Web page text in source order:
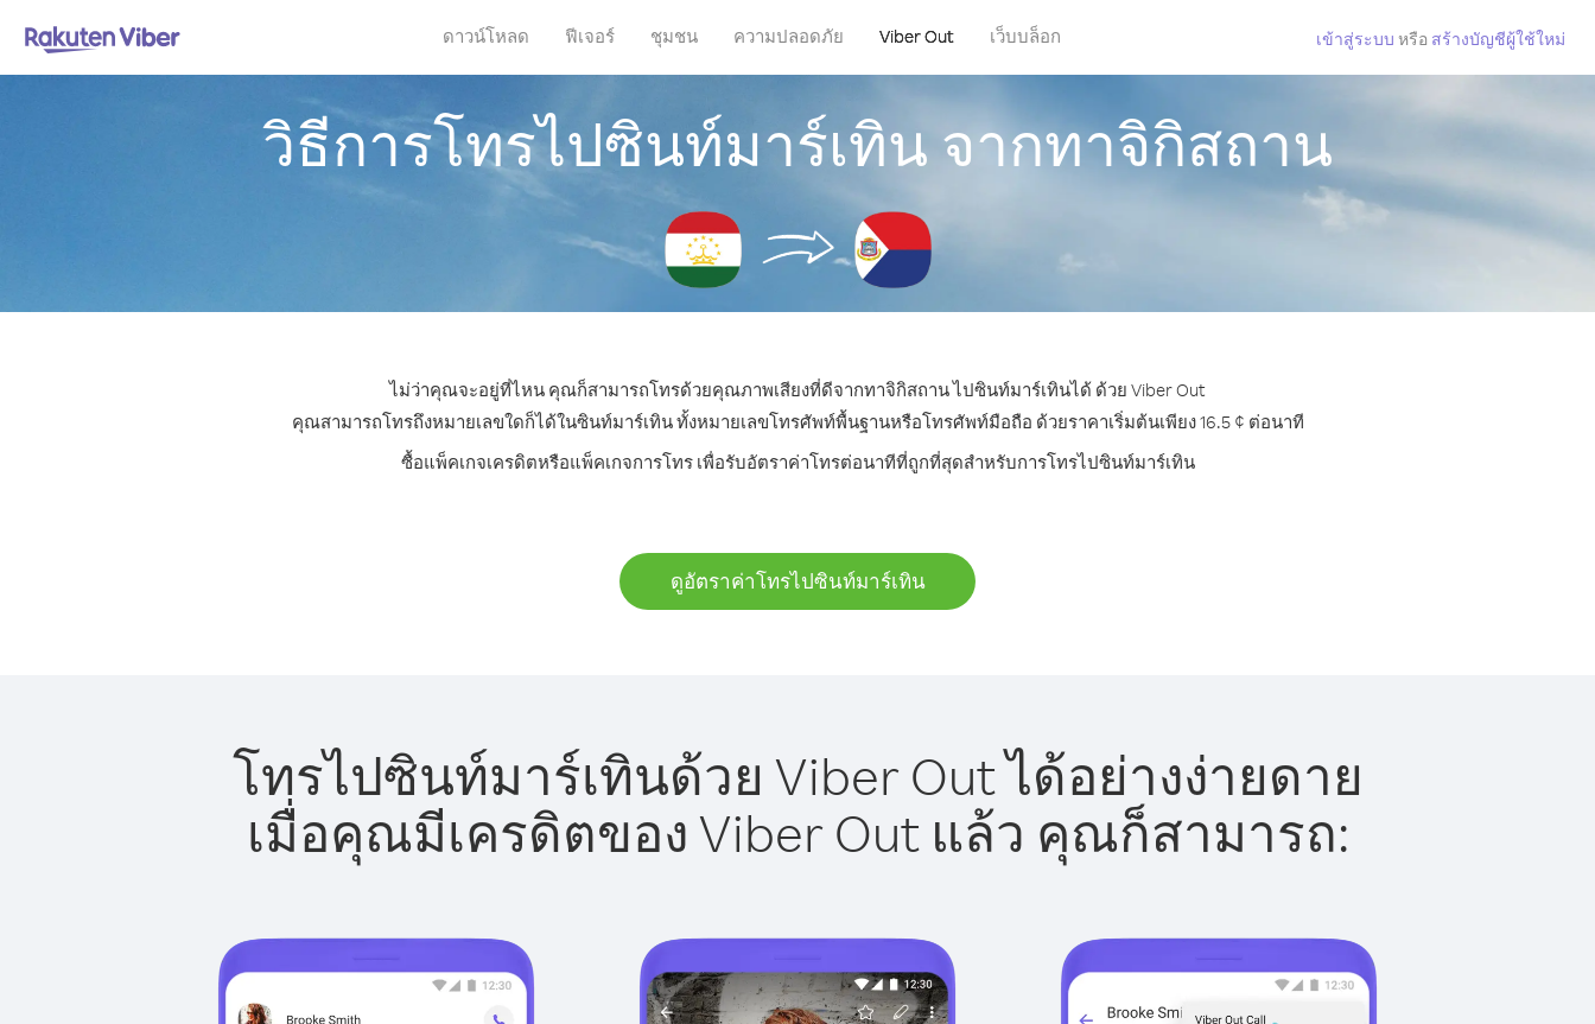
ดาวน์โหลด ฟีเจอร์ ชุมชน ความปลอดภัย Viber Out เว็บบล็อก เข้าสู่ระบบ หรือ สร้างบัญชีผู้ใช้ใหม่
วิธีการโทรไปซินท์มาร์เทิน จากทาจิกิสถาน
ไม่ว่าคุณจะอยู่ที่ไหน คุณก็สามารถโทรด้วยคุณภาพเสียงที่ดีจากทาจิกิสถาน ไปซินท์มาร์เทินได้ ด้วย Viber Out
คุณสามารถโทรถึงหมายเลขใดก็ได้ในซินท์มาร์เทิน ทั้งหมายเลขโทรศัพท์พื้นฐานหรือโทรศัพท์มือถือ ด้วยราคาเริ่มต้นเพียง 16.5 ¢ ต่อนาที
ซื้อแพ็คเกจเครดิตหรือแพ็คเกจการโทร เพื่อรับอัตราค่าโทรต่อนาทีที่ถูกที่สุดสำหรับการโทรไปซินท์มาร์เทิน
ดูอัตราค่าโทรไปซินท์มาร์เทิน
โทรไปซินท์มาร์เทินด้วย Viber Out ได้อย่างง่ายดาย
เมื่อคุณมีเครดิตของ Viber Out แล้ว คุณก็สามารถ: